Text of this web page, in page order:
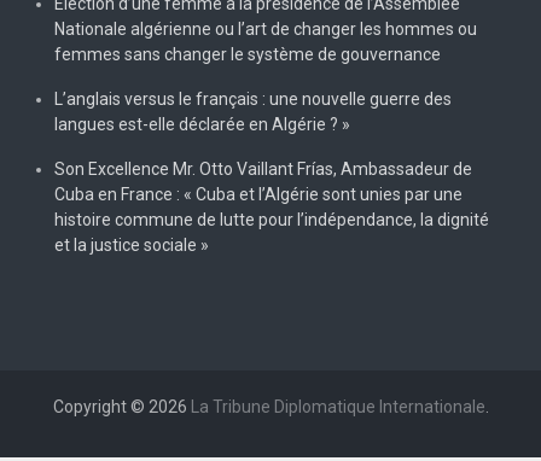
Nationale algérienne ou l’art de changer les hommes ou
femmes sans changer le système de gouvernance
L’anglais versus le français : une nouvelle guerre des
langues est-elle déclarée en Algérie ? »
Son Excellence Mr. Otto Vaillant Frías, Ambassadeur de
Cuba en France : « Cuba et l’Algérie sont unies par une
histoire commune de lutte pour l’indépendance, la dignité
et la justice sociale »
Copyright © 2026 La Tribune Diplomatique Internationale